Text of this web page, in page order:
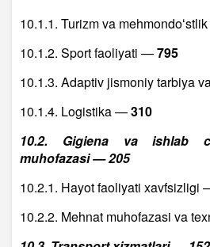
10.1.1. Turizm va
10.1.2. Sport faoliyati —795
10.1.3. Adaptiv jismoniy tarbiya
10.1.4. Logistika —310
10.2. Gigiena va ishlab
muhofazasi — 205
10.2.1. Hayot faoliyati xavfsizligi
10.2.2. Mehnat muhofazasi va